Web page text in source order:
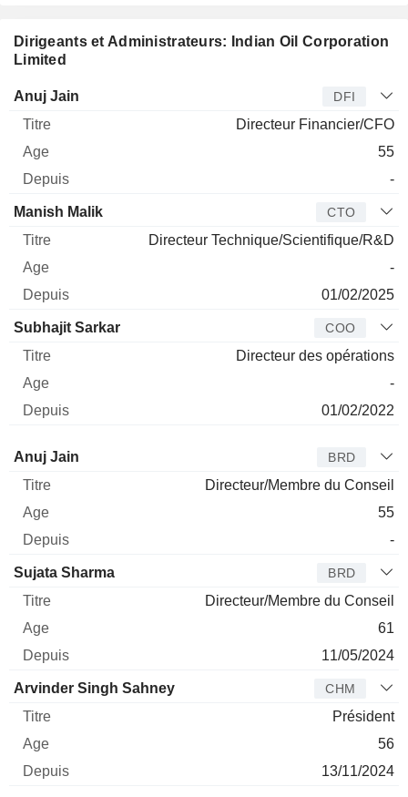
Dirigeants et Administrateurs: Indian Oil Corporation
Limited
Dirigeant
Anuj Jain DFI
Directeur Financier/CFO
55
-
Manish Malik CTO
Directeur Technique/Scientifique/R&D
-
01/02/2025
Subhajit Sarkar COO
Directeur des opérations
-
01/02/2022
Administrateur
Anuj Jain BRD
Directeur/Membre du Conseil
55
-
Sujata Sharma BRD
Directeur/Membre du Conseil
61
11/05/2024
Arvinder Singh Sahney CHM
Président
56
13/11/2024